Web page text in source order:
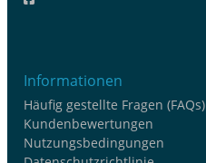
Informationen
Häufig gestellte Fragen (FAQs)
Kundenbewertungen
Nutzungsbedingungen